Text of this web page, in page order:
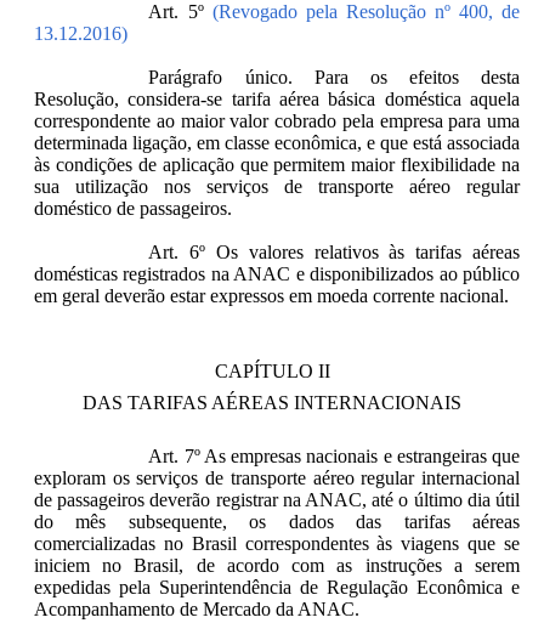
Art. 5º (Revogado pela Resolução nº 400, de
13.12.2016)
Parágrafo único. Para os efeitos desta
Resolução, considera-se tarifa aérea básica doméstica aquela
correspondente ao maior valor cobrado pela empresa para uma
determinada ligação, em classe econômica, e que está associada
às condições de aplicação que permitem maior flexibilidade na
sua utilização nos serviços de transporte aéreo regular
doméstico de passageiros.
Art. 6º Os valores relativos às tarifas aéreas
domésticas registrados na ANAC e disponibilizados ao público
em geral deverão estar expressos em moeda corrente nacional.
CAPÍTULO II
DAS TARIFAS AÉREAS INTERNACIONAIS
Art. 7º As empresas nacionais e estrangeiras que
exploram os serviços de transporte aéreo regular internacional
de passageiros deverão registrar na ANAC, até o último dia útil
do mês subsequente, os dados das tarifas aéreas
comercializadas no Brasil correspondentes às viagens que se
iniciem no Brasil, de acordo com as instruções a serem
expedidas pela Superintendência de Regulação Econômica e
Acompanhamento de Mercado da ANAC.